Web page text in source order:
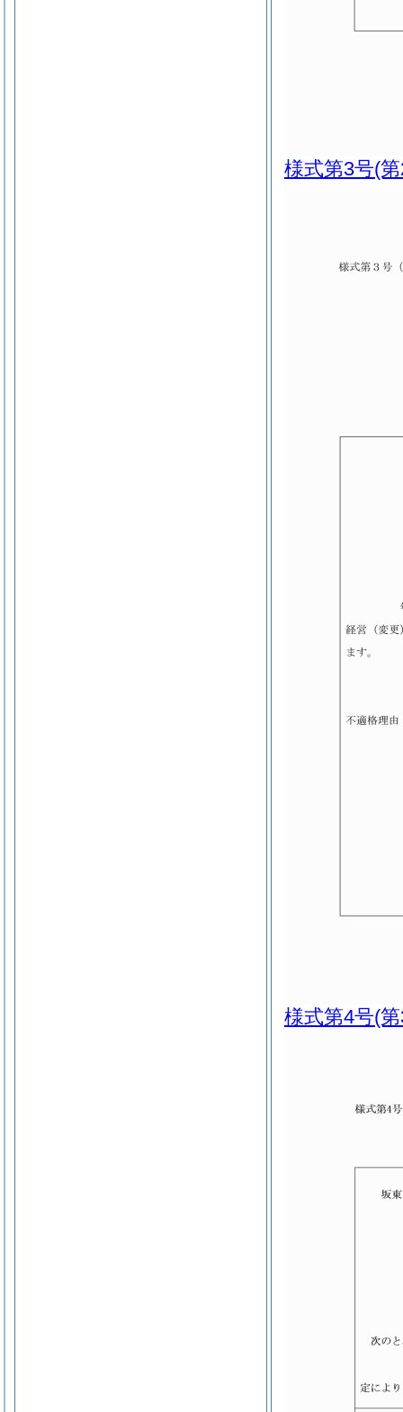
様式第3号(
様式第4号(